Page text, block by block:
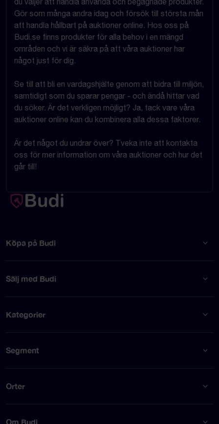
Gör som många andra idag och försök till största mån
att handla hållbart på auktioner online. Hos oss på
Budi.se finns produkter för alla behov i en mängd
områden och vi är säkra på att våra auktioner har
något just för dig.
Se till att bli en vardagshjälte genom att bidra till miljön,
samtidigt som du sparar pengar - och ändå hittar vad
du söker. Är det verkligen möjligt? Ja, tack vare våra
auktioner online kan du kombinera alla dessa faktorer.
Är det något du undrar över? Tveka inte att kontakta
oss för mer information om våra auktioner och hur det
går till!
Köpa på Budi
Sälj med Budi
Kategorier
Segment
Orter
Om Budi